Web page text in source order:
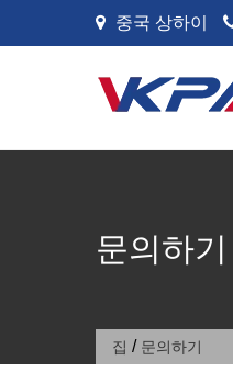
콘텐츠로 건너뛰기
중국 상하이
문의하기
집 / 문의하기